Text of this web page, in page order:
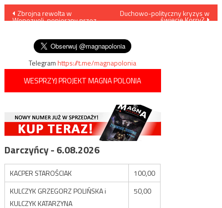
Nawigacja
Zbrojna rewolta w
Wenezueli, popierany przez
Duchowo-polityczny kryzys w
świecie Korry?
Telegramhttps://t.me/magnapolonia
WESPRZYJ PROJEKT MAGNA POLONIA
Darczyńcy - 6.08.2026
KACPER STAROŚCIAK
100,00
KULCZYK GRZEGORZ POLIŃSKA i
KULCZYK KATARZYNA
50,00